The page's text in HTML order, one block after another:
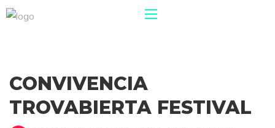
CONVIVENCIA
TROVABIERTA FESTIVAL